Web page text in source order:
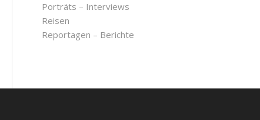
Porträts – Interviews
Reisen
Reportagen – Berichte